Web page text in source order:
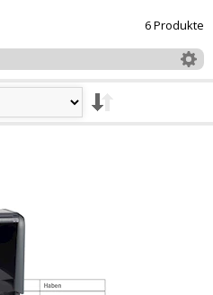
6 Produkte